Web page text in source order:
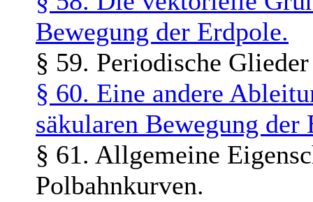
Bewegung der Erdpole.
§ 59. Periodische
§ 60. Eine andere
säkularen Bewegung der
§ 61. Allgemeine
Polbahnkurven.